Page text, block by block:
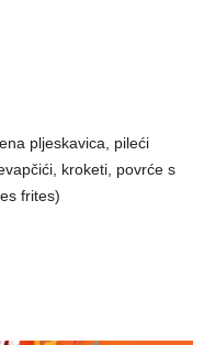
pljeskavica, pileći
kroketi, povrće s
frites)